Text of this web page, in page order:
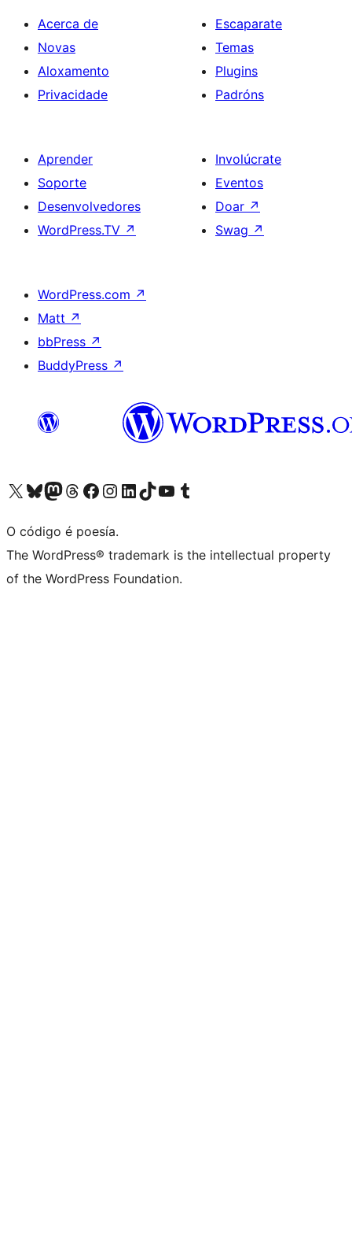
Acerca de
Novas
Aloxamento
Privacidade
Escaparate
Temas
Plugins
Padróns
Aprender
Soporte
Desenvolvedores
WordPress.TV ↗
Involúcrate
Eventos
Doar ↗
Swag ↗
WordPress.com ↗
Matt ↗
bbPress ↗
BuddyPress ↗
Visita la cuenta de X (anteriormente Twitter)
Visita a nosa conta de Bluesky
Visita a nosa conta de Mastodon
Visita a nosa conta de Threads
Visita a nosa páxina de Facebook
Visita a nosa conta de Instagram
Visita a nosa conta de LinkedIn
Visita a nosa conta de TikTok
Visita a nosa canle de YouTube
Visita a nosa conta de Tumblr
O código é poesía.
The WordPress® trademark is the intellectual property
of the WordPress Foundation.